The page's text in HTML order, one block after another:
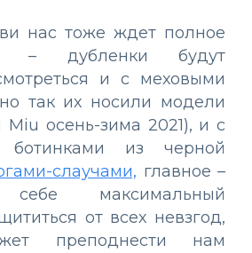
нас тоже ждет полное
– дубленки будут
и с меховыми
так их носили модели
Miu осень-зима 2021), и с
ботинками из черной
слаучами, главное –
себе максимальный
от всех невзгод,
преподнести нам